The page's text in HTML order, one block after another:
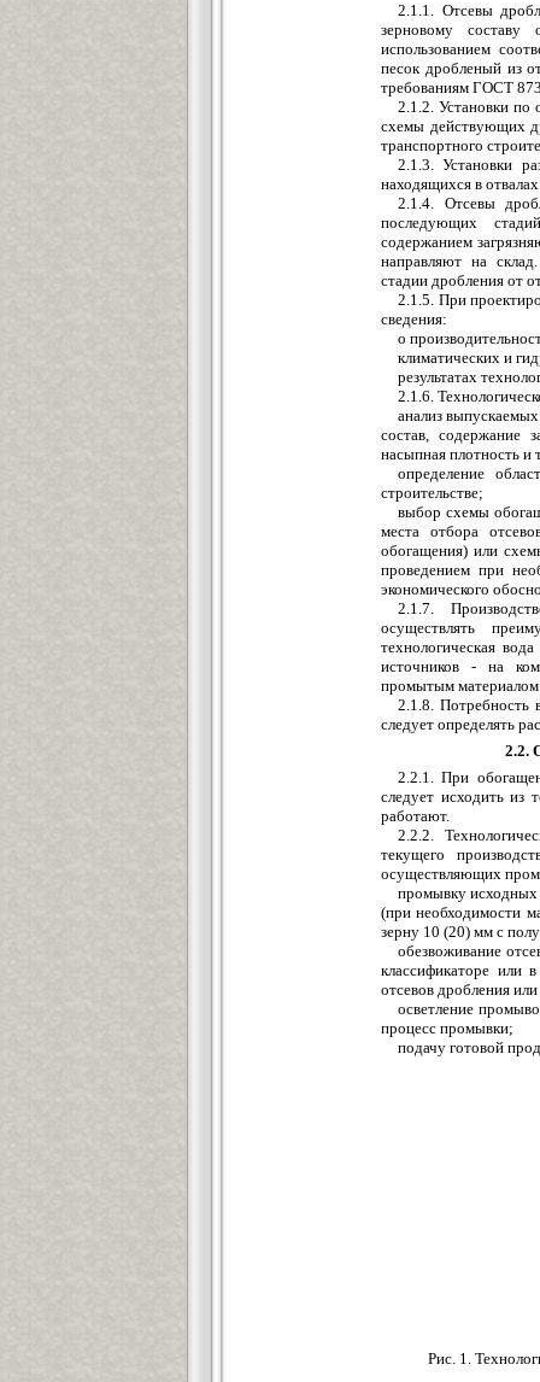
2.1.1. Отсевы
зерновому составу
использованием
песок дробленый из
требованиям ГОСТ
2.1.2. Установки по
схемы действующих
транспортного
2.1.3. Установки
находящихся в
2.1.4. Отсевы
последующих
содержанием
направляют на
стадии дробления от
2.1.5. При
сведения:
о
климатических и
результатах
2.1.6.
анализ
состав, содержание
насыпная плотность и
определение
строительстве;
выбор схемы
места отбора
обогащения) или
проведением при
экономического
2.1.7.
осуществлять
технологическая
источников - на
промытым материалом
2.1.8.
следует определять
2.2.
2.2.1. При
следует исходить из
работают.
2.2.2.
текущего
осуществляющих
промывку исходных
(при необходимости
зерну 10 (20) мм с
обезвоживание
классификаторе или
отсевов дробления
осветление
процесс промывки;
подачу готовой
Рис. 1.